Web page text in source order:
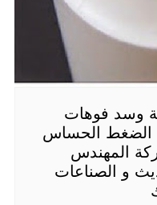
وسد فوهات
الضغط الحساس
المهندس
و الصناعات